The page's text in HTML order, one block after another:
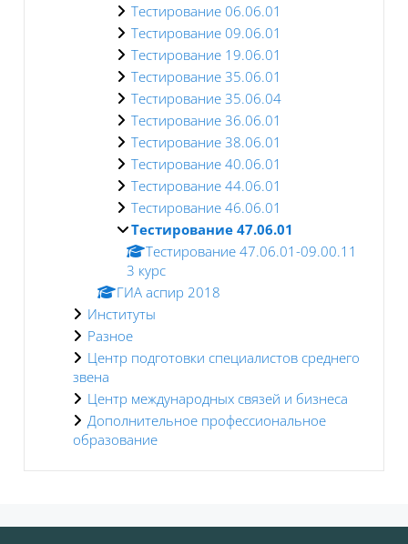
Тестирование 06.06.01
Тестирование 09.06.01
Тестирование 19.06.01
Тестирование 35.06.01
Тестирование 35.06.04
Тестирование 36.06.01
Тестирование 38.06.01
Тестирование 40.06.01
Тестирование 44.06.01
Тестирование 46.06.01
Тестирование 47.06.01
Тестирование 47.06.01-09.00.11
3 курс
ГИА аспир 2018
Институты
Разное
Центр подготовки специалистов среднего
звена
Центр международных связей и бизнеса
Дополнительное профессиональное
образование